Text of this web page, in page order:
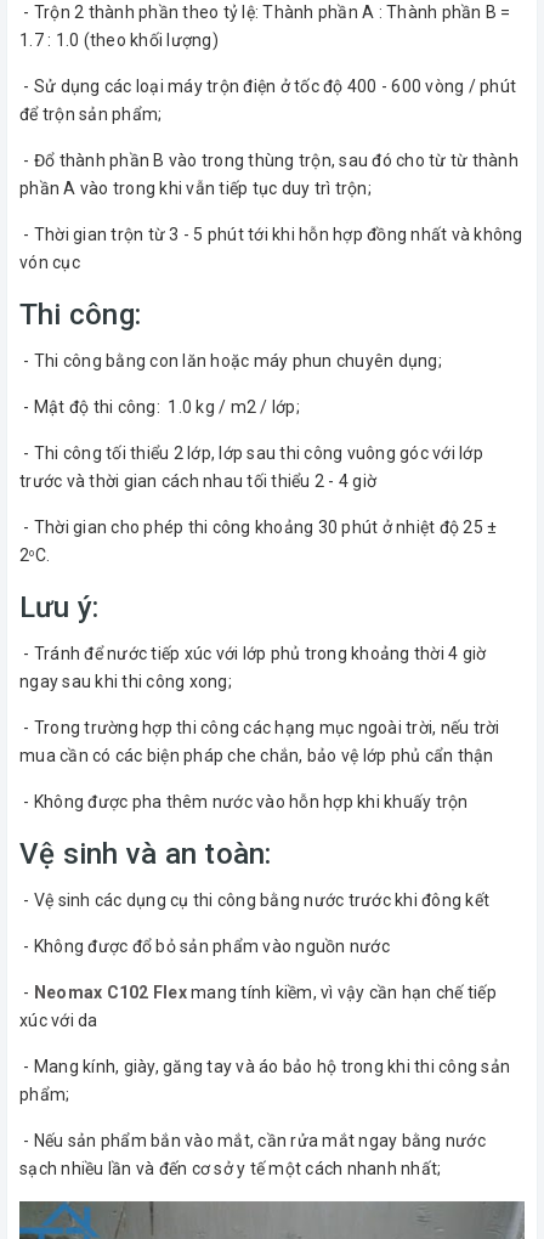
- Trộn 2 thành phần theo tỷ lệ: Thành phần A : Thành phần B =
1.7 : 1.0 (theo khối lượng)
- Sử dụng các loại máy trộn điện ở tốc độ 400 - 600 vòng / phút
để trộn sản phẩm;
- Đổ thành phần B vào trong thùng trộn, sau đó cho từ từ thành
phần A vào trong khi vẫn tiếp tục duy trì trộn;
- Thời gian trộn từ 3 - 5 phút tới khi hỗn hợp đồng nhất và không
vón cục
Thi công:
- Thi công bằng con lăn hoặc máy phun chuyên dụng;
- Mật độ thi công: 1.0 kg / m2 / lớp;
- Thi công tối thiểu 2 lớp, lớp sau thi công vuông góc với lớp
trước và thời gian cách nhau tối thiểu 2 - 4 giờ
- Thời gian cho phép thi công khoảng 30 phút ở nhiệt độ 25 ±
2oC.
Lưu ý:
- Tránh để nước tiếp xúc với lớp phủ trong khoảng thời 4 giờ
ngay sau khi thi công xong;
- Trong trường hợp thi công các hạng mục ngoài trời, nếu trời
mua cần có các biện pháp che chắn, bảo vệ lớp phủ cẩn thận
- Không được pha thêm nước vào hỗn hợp khi khuấy trộn
Vệ sinh và an toàn:
- Vệ sinh các dụng cụ thi công bằng nước trước khi đông kết
- Không được đổ bỏ sản phẩm vào nguồn nước
- Neomax C102 Flexmang tính kiềm, vì vậy cần hạn chế tiếp
xúc với da
- Mang kính, giày, găng tay và áo bảo hộ trong khi thi công sản
phẩm;
- Nếu sản phẩm bắn vào mắt, cần rửa mắt ngay bằng nước
sạch nhiều lần và đến cơ sở y tế một cách nhanh nhất;